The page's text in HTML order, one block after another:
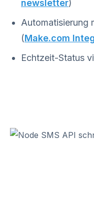
newsletter)
Automatisierung
(Make.com
Echtzeit-Status